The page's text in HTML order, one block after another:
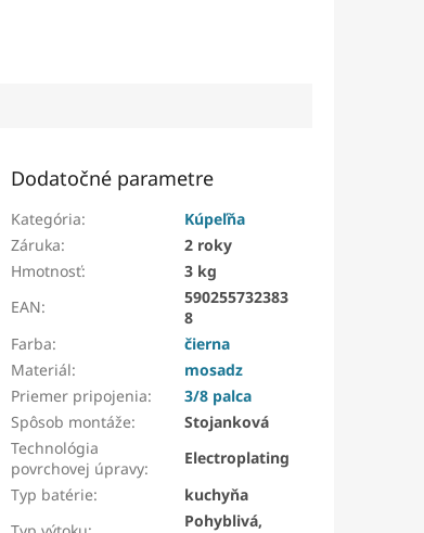
Dodatočné parametre
Kategória:
Kúpeľňa
Záruka:
2 roky
Hmotnosť:
3 kg
EAN:
590255732383
8
Farba:
čierna
Materiál:
mosadz
Priemer pripojenia:
3/8 palca
Spôsob montáže:
Stojanková
Technológia
povrchovej úpravy:
Electroplating
Typ batérie:
kuchyňa
Pohyblivá,